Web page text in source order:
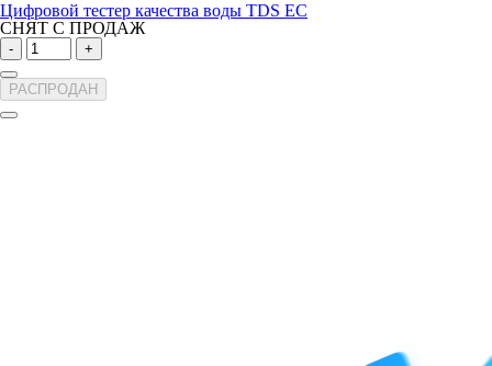
Цифровой тестер качества воды TDS EC
СНЯТ С ПРОДАЖ
- +
РАСПРОДАН